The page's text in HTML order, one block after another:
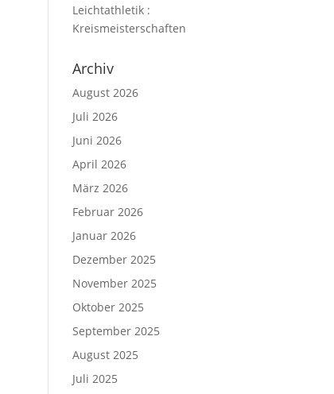
Leichtathletik :
Kreismeisterschaften
Archiv
August 2026
Juli 2026
Juni 2026
April 2026
März 2026
Februar 2026
Januar 2026
Dezember 2025
November 2025
Oktober 2025
September 2025
August 2025
Juli 2025